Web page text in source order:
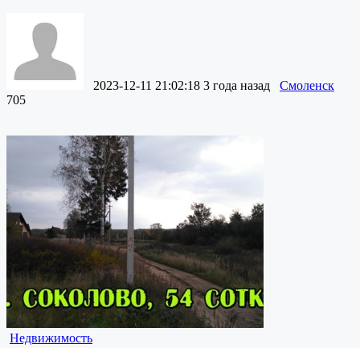
2023-12-11 21:02:18 3 года назад
Смоленск
705
Недвижимость